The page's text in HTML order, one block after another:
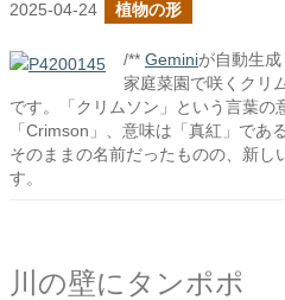
2025-04-24 植物の形
/** Geminiが自動生
家庭菜園で咲くクリ
です。「クリムソン」という言葉の
「Crimson」、意味は「真紅」であ
そのままの名前だったものの、新し
す。
川の壁にタンポポ